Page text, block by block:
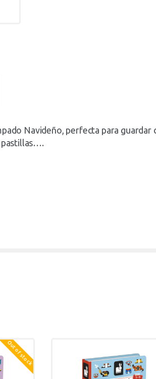
Navideño, perfecta para
pastillas….
Out of stock